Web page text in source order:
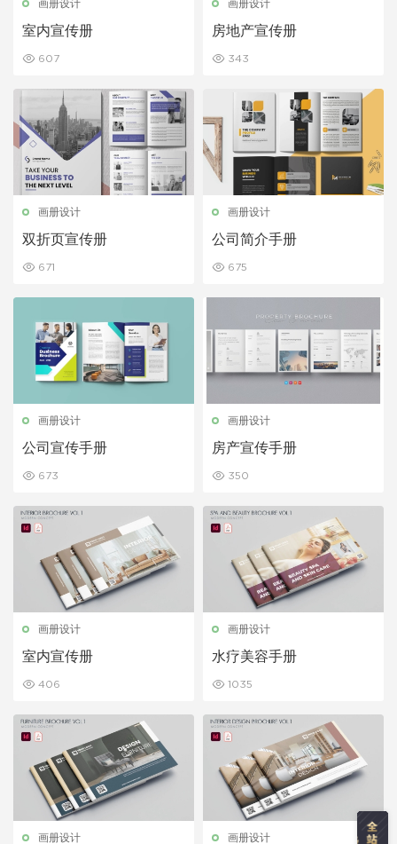
画册设计
室内宣传册
607
画册设计
房地产宣传册
343
画册设计
双折页宣传册
671
画册设计
公司简介手册
675
画册设计
公司宣传手册
673
画册设计
房产宣传手册
350
画册设计
室内宣传册
406
画册设计
水疗美容手册
1035
画册设计 画册设计